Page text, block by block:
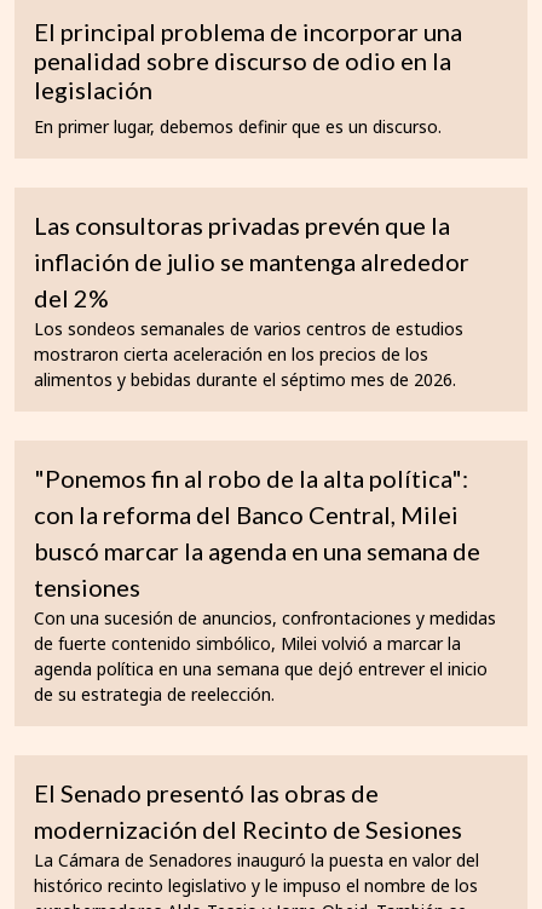
El principal problema de incorporar una
penalidad sobre discurso de odio en la
legislación
En primer lugar, debemos definir que es un discurso.
Las consultoras privadas prevén que la
inflación de julio se mantenga alrededor
del 2%
Los sondeos semanales de varios centros de estudios
mostraron cierta aceleración en los precios de los
alimentos y bebidas durante el séptimo mes de 2026.
"Ponemos fin al robo de la alta política":
con la reforma del Banco Central, Milei
buscó marcar la agenda en una semana de
tensiones
Con una sucesión de anuncios, confrontaciones y medidas
de fuerte contenido simbólico, Milei volvió a marcar la
agenda política en una semana que dejó entrever el inicio
de su estrategia de reelección.
El Senado presentó las obras de
modernización del Recinto de Sesiones
La Cámara de Senadores inauguró la puesta en valor del
histórico recinto legislativo y le impuso el nombre de los